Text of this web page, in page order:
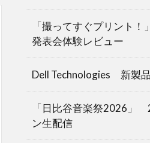
「撮ってすぐプリント！
発表会体験レビュー
Dell Technologies 新製
「日比谷音楽祭2026」
ン生配信